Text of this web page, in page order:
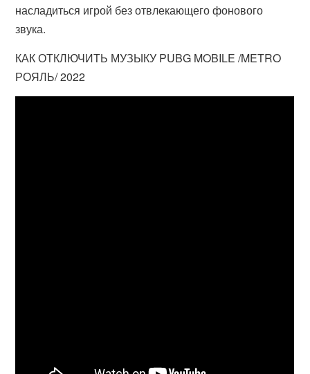
насладиться игрой без отвлекающего фонового
звука.
КАК ОТКЛЮЧИТЬ МУЗЫКУ PUBG MOBILE /METRO
РОЯЛЬ/ 2022